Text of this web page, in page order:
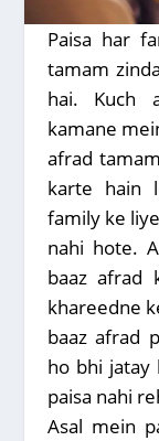
Paisa har
tamam
hai. Kuch
kamane
afrad
karte hain
family ke
nahi hote.
baaz afrad
khareedne
baaz afrad
ho bhi jatay
paisa nahi
Asal mein